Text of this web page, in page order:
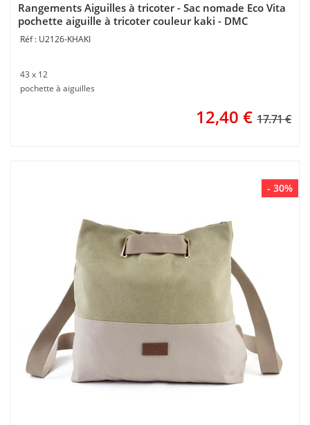
Rangements Aiguilles à tricoter - Sac nomade Eco Vita
pochette aiguille à tricoter couleur kaki - DMC
U2126-KHAKI
43 x 12
pochette à aiguilles
12,40 € 17.71 €
- 30%